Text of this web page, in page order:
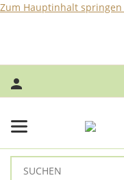
Zum Hauptinhalt springen